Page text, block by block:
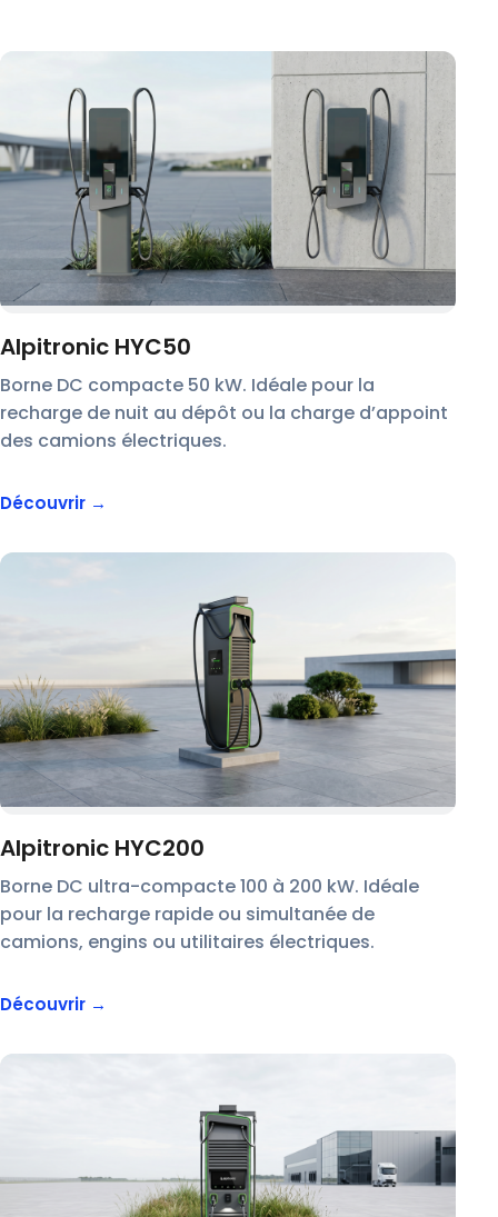
Alpitronic HYC50
Borne DC compacte 50 kW. Idéale pour la
recharge de nuit au dépôt ou la charge d’appoint
des camions électriques.
Découvrir →
Alpitronic HYC200
Borne DC ultra-compacte 100 à 200 kW. Idéale
pour la recharge rapide ou simultanée de
camions, engins ou utilitaires électriques.
Découvrir →